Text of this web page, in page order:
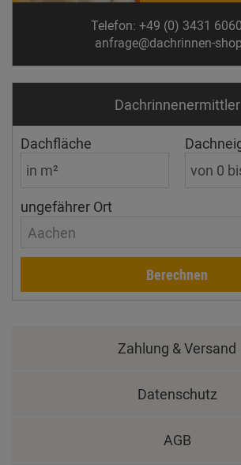
Telefon: +49 (0) 3431
anfrage@dachrinnen-
Dachrinnen­ermittler
Dachfläche
ungefährer Ort
Aachen
Berechnen
Zahlung & Versand
Datenschutz
AGB